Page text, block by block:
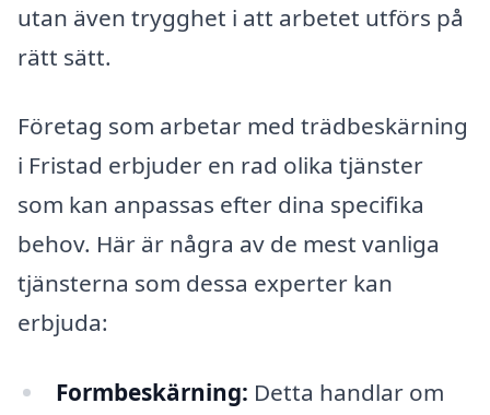
utan även trygghet i att arbetet utförs på
rätt sätt.
Företag som arbetar med trädbeskärning
i Fristad erbjuder en rad olika tjänster
som kan anpassas efter dina specifika
behov. Här är några av de mest vanliga
tjänsterna som dessa experter kan
erbjuda:
Formbeskärning: Detta handlar om